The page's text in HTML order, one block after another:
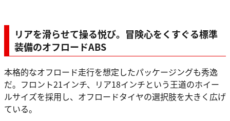
リアを滑らせて操る悦び。冒険心をくすぐる標準
装備のオフロードABS
本格的なオフロード走行を想定したパッケージングも秀逸
だ。フロント21インチ、リア18インチという王道のホイー
ルサイズを採用し、オフロードタイヤの選択肢を大きく広げ
ている。